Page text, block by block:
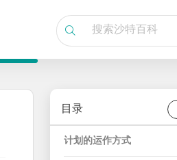
目录
计划的运作方式